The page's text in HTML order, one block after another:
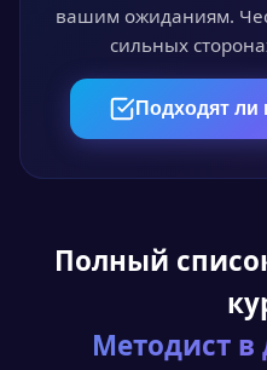
Пройдите
Итоговый онлайн-
Получите
Диплом или
вашим ожиданиям.
сильных
Подходят
Полный
Методист